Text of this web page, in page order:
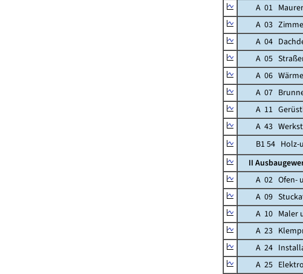
A 01 Maurer
A 03
A 04
A 05
A 06 Wärme-,
A 07
A 11
A 43
B1 54 Holz-
II
A 02 Ofen-
A 09
A 10 Maler
A 23
A 24
A 25